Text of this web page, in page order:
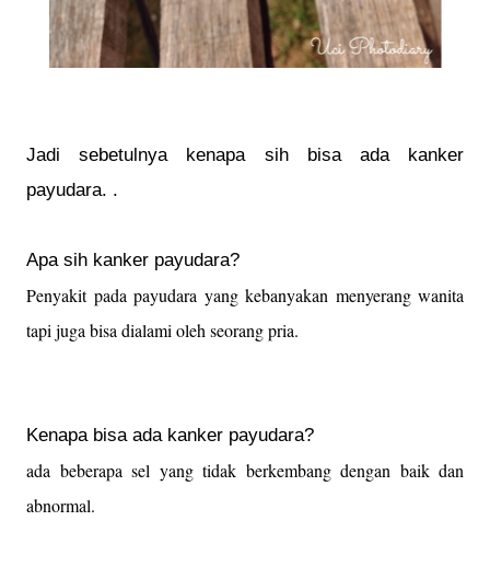
Jadi sebetulnya kenapa sih bisa ada kanker
payudara. .
Apa sih kanker payudara?
Penyakit pada payudara yang kebanyakan menyerang wanita
tapi juga bisa dialami oleh seorang pria.
Kenapa bisa ada kanker payudara?
ada beberapa sel yang tidak berkembang dengan baik dan
abnormal.